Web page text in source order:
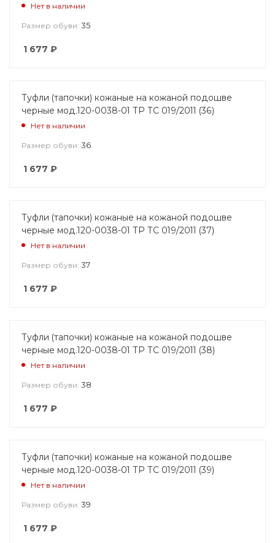
Нет в наличии
Размер обуви: 35
1 677 ₽
Туфли (тапочки) кожаные на кожаной подошве
черные мод.120-0038-01 ТР ТС 019/2011 (36)
Нет в наличии
Размер обуви: 36
1 677 ₽
Туфли (тапочки) кожаные на кожаной подошве
черные мод.120-0038-01 ТР ТС 019/2011 (37)
Нет в наличии
Размер обуви: 37
1 677 ₽
Туфли (тапочки) кожаные на кожаной подошве
черные мод.120-0038-01 ТР ТС 019/2011 (38)
Нет в наличии
Размер обуви: 38
1 677 ₽
Туфли (тапочки) кожаные на кожаной подошве
черные мод.120-0038-01 ТР ТС 019/2011 (39)
Нет в наличии
Размер обуви: 39
1 677 ₽